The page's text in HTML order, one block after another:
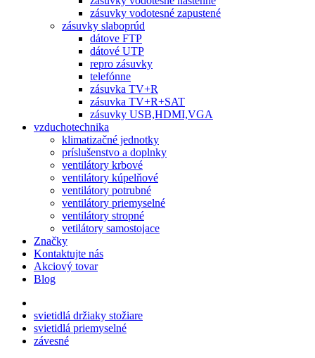
zásuvky vodotesné zapustené
zásuvky slaboprúd
dátove FTP
dátové UTP
repro zásuvky
telefónne
zásuvka TV+R
zásuvka TV+R+SAT
zásuvky USB,HDMI,VGA
vzduchotechnika
klimatizačné jednotky
príslušenstvo a doplnky
ventilátory krbové
ventilátory kúpelňové
ventilátory potrubné
ventilátory priemyselné
ventilátory stropné
vetilátory samostojace
Značky
Kontaktujte nás
Akciový tovar
Blog
svietidlá držiaky stožiare
svietidlá priemyselné
závesné